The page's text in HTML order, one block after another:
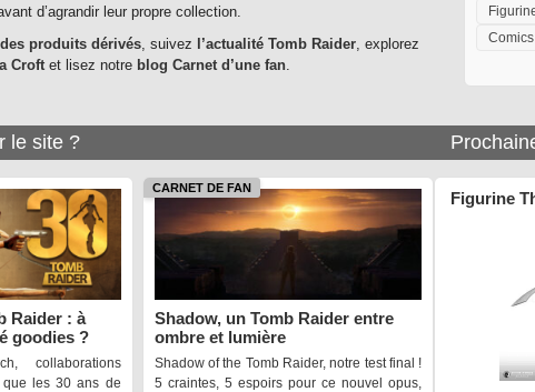
d’agrandir leur propre collection.
produits dérivés, suivez l’actualité Tomb Raider, explorez
Croftet lisez notre blog Carnet d’une fan.
le site ?
Raider : à
goodies ?
collaborations
les 30 ans de
CARNET DE FAN
Shadow, un Tomb Raider entre
ombre et lumière
Shadow of the Tomb Raider, notre test final !
5 craintes, 5 espoirs pour ce nouvel opus,